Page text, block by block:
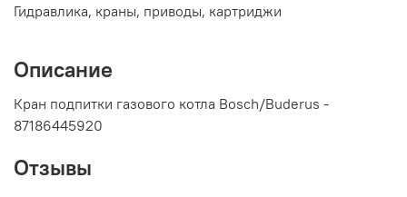
Гидравлика, краны, приводы, картриджи
Описание
Кран подпитки газового котла Bosch/Buderus -
87186445920
Отзывы